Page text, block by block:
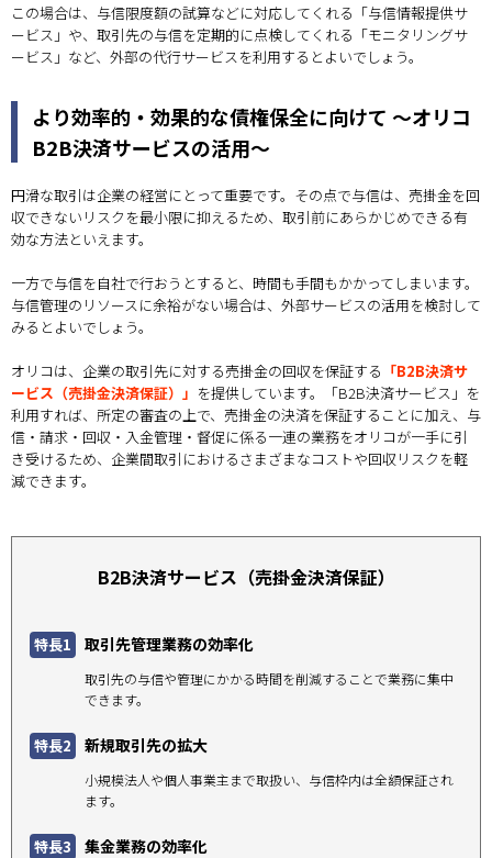
この場合は、与信限度額の試算などに対応してくれる「与信情報提供サ
ービス」や、取引先の与信を定期的に点検してくれる「モニタリングサ
ービス」など、外部の代行サービスを利用するとよいでしょう。
より効率的・効果的な債権保全に向けて ～オリコ
B2B決済サービスの活用～
円滑な取引は企業の経営にとって重要です。その点で与信は、売掛金を回
収できないリスクを最小限に抑えるため、取引前にあらかじめできる有
効な方法といえます。
一方で与信を自社で行おうとすると、時間も手間もかかってしまいます。
与信管理のリソースに余裕がない場合は、外部サービスの活用を検討して
みるとよいでしょう。
オリコは、企業の取引先に対する売掛金の回収を保証する 「B2B決済サ
ービス（売掛金決済保証）」 を提供しています。「B2B決済サービス」を
利用すれば、所定の審査の上で、売掛金の決済を保証することに加え、与
信・請求・回収・入金管理・督促に係る一連の業務をオリコが一手に引
き受けるため、企業間取引におけるさまざまなコストや回収リスクを軽
減できます。
B2B決済サービス（売掛金決済保証）
特長1 取引先管理業務の効率化
取引先の与信や管理にかかる時間を削減することで業務に集中
できます。
特長2 新規取引先の拡大
小規模法人や個人事業主まで取扱い、与信枠内は全額保証され
ます。
特長3 集金業務の効率化